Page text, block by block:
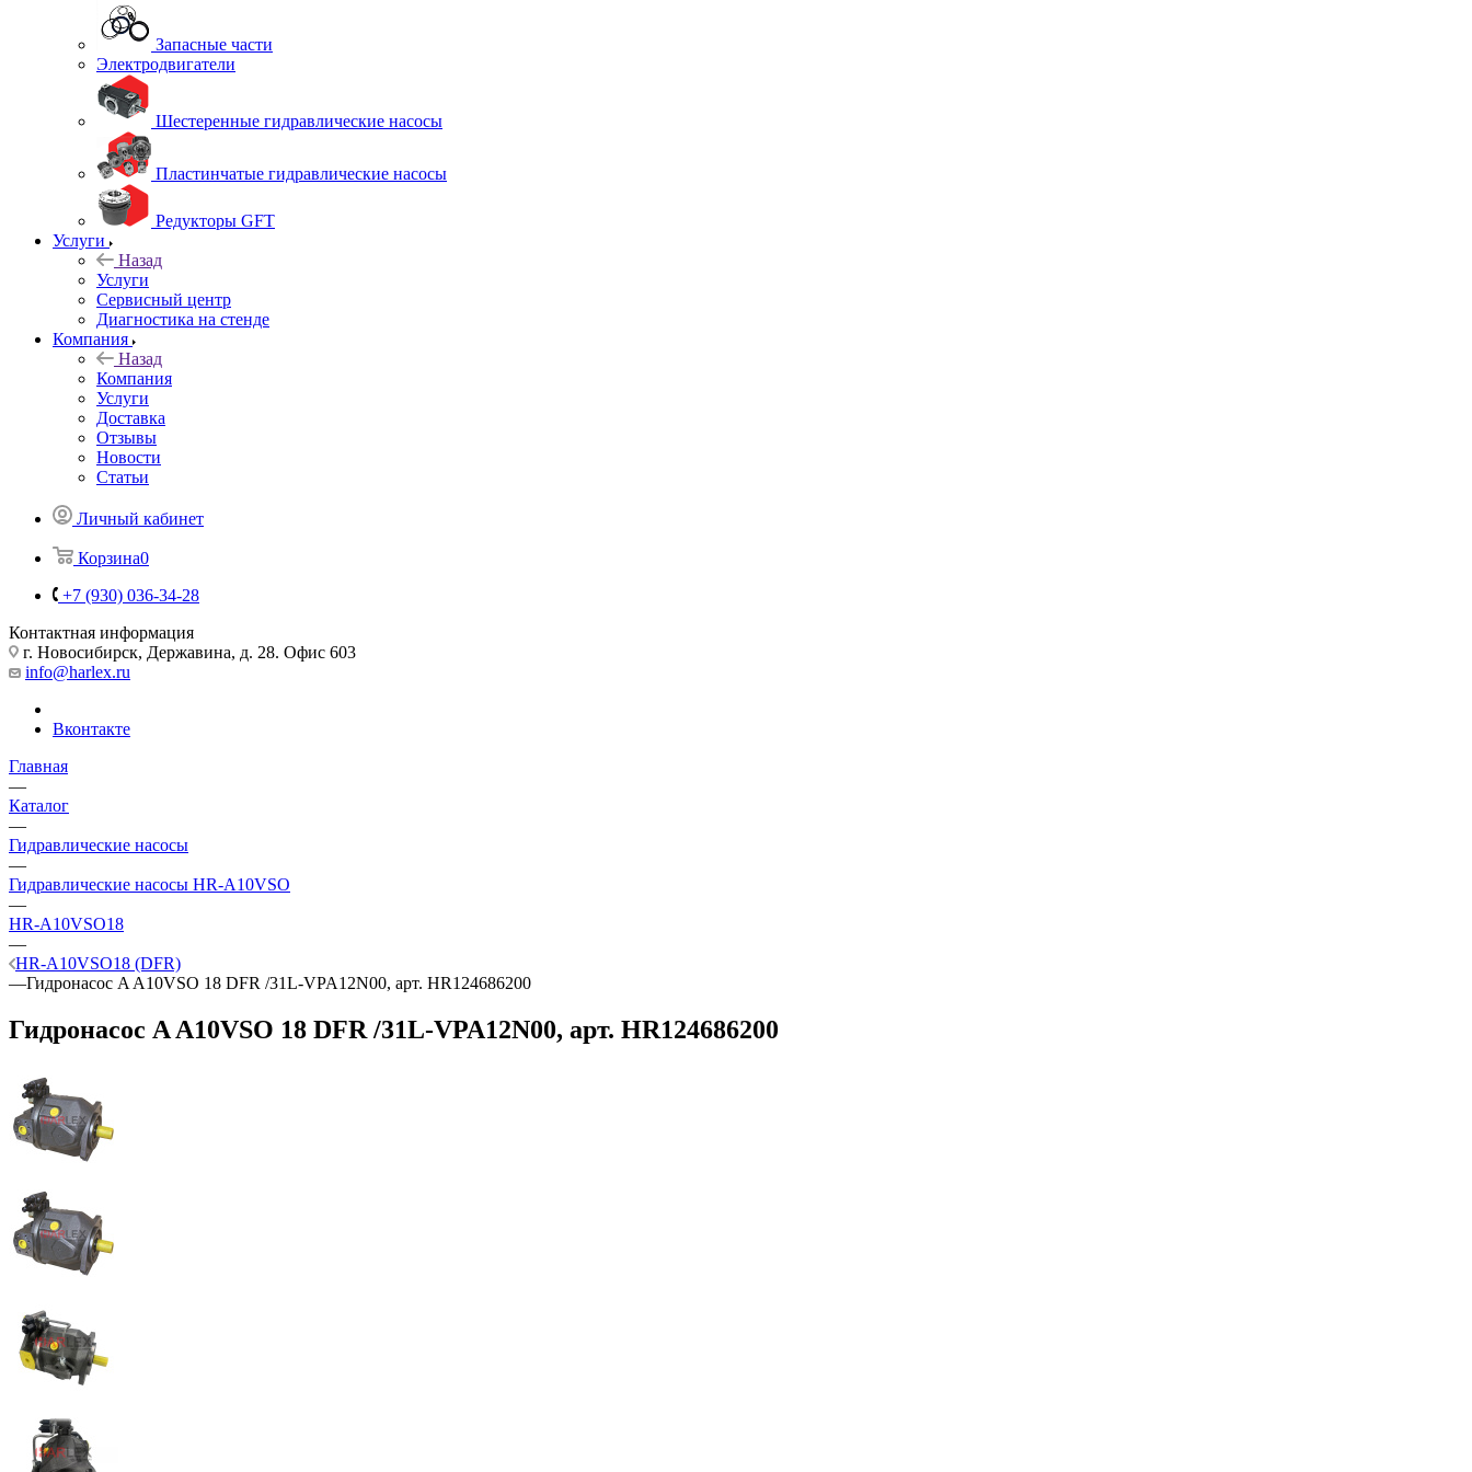
Запасные части
Электродвигатели
Шестеренные гидравлические насосы
Пластинчатые гидравлические насосы
Редукторы GFT
Услуги
Назад
Услуги
Сервисный центр
Диагностика на стенде
Компания
Назад
Компания
Услуги
Доставка
Отзывы
Новости
Статьи
Личный кабинет
Корзина0
+7 (930) 036-34-28
Контактная информация
г. Новосибирск, Державина, д. 28. Офис 603
info@harlex.ru
Вконтакте
Главная
—
Каталог
—
Гидравлические насосы
—
Гидравлические насосы HR-A10VSO
—
HR-A10VSO18
—
HR-A10VSO18 (DFR)
—Гидронасос A A10VSO 18 DFR /31L-VPA12N00, арт. HR124686200
Гидронасос A A10VSO 18 DFR /31L-VPA12N00, арт. HR124686200